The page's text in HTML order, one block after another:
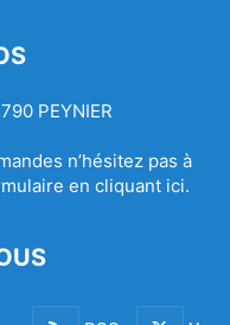
PEYNIER
n’hésitez pas à
en cliquant ici.